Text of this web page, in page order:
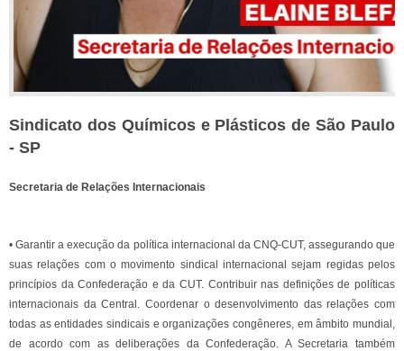
Sindicato dos Químicos e Plásticos de São Paulo
- SP
Secretaria de Relações Internacionais
• Garantir a execução da política internacional da CNQ-CUT, assegurando que
suas relações com o movimento sindical internacional sejam regidas pelos
princípios da Confederação e da CUT. Contribuir nas definições de políticas
internacionais da Central. Coordenar o desenvolvimento das relações com
todas as entidades sindicais e organizações congêneres, em âmbito mundial,
de acordo com as deliberações da Confederação. A Secretaria também